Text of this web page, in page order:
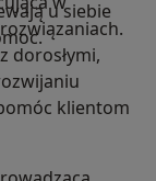
u siebie
dorosłymi,
klientom